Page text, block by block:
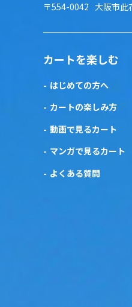
〒554-0042 大阪市此
カートを楽しむ
はじめての方へ
カートの楽しみ方
動画で見るカート
マンガで見るカート
よくある質問